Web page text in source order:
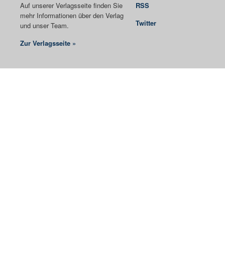
Auf unserer Verlagsseite finden Sie
mehr Informationen über den Verlag
und unser Team.
Zur Verlagsseite »
RSS
Twitter